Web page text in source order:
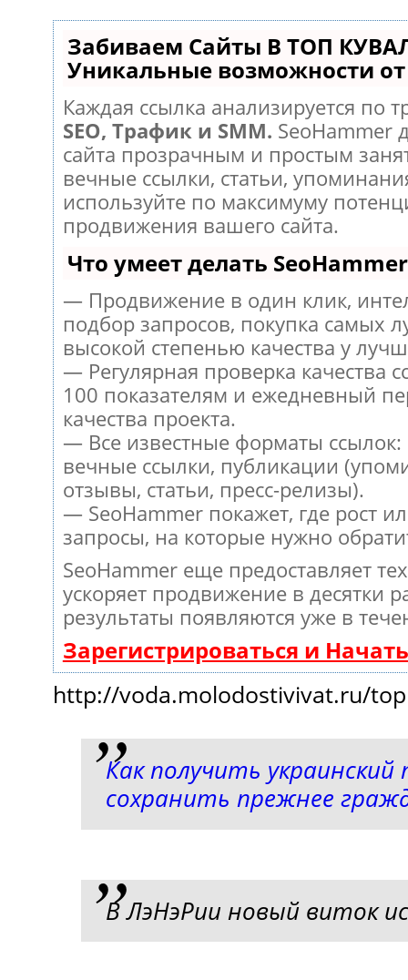
Забиваем Сайты В ТОП
Уникальные возможности от
Каждая ссылка анализируется по
SEO, Трафик и SMM. SeoHammer
сайта прозрачным и простым
вечные ссылки, статьи,
используйте по максимуму
продвижения вашего сайта.
Что умеет делать SeoHammer
— Продвижение в один клик,
подбор запросов, покупка самых
высокой степенью качества у
— Регулярная проверка качества
100 показателям и ежедневный
качества проекта.
— Все известные форматы
вечные ссылки, публикации
отзывы, статьи, пресс-релизы).
— SeoHammer покажет, где рост
запросы, на которые нужно
SeoHammer еще предоставляет
ускоряет продвижение в десятки
результаты появляются уже в
Зарегистрироваться и
http://voda.molodostivivat.ru/
Как получить
сохранить прежнее
В ЛэНэРии новый виток